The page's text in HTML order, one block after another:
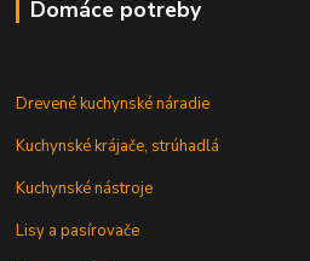
Domáce potreby
Drevené kuchynské náradie
Kuchynské krájače, strúhadlá
Kuchynské nástroje
Lisy a pasírovače